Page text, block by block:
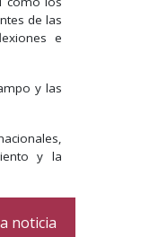
de las
e
y las
y la
noticia